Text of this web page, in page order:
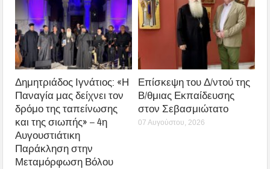
Δημητριάδος Ιγνάτιος: «Η
Παναγία μας δείχνει τον
δρόμο της ταπείνωσης
και της σιωπής» – 4η
Αυγουστιάτικη
Παράκληση στην
Μεταμόρφωση Βόλου
Επίσκεψη του Δ/ντού της
Β/θμιας Εκπαίδευσης
στον Σεβασμιώτατο
07 Αυγούστου, 2026